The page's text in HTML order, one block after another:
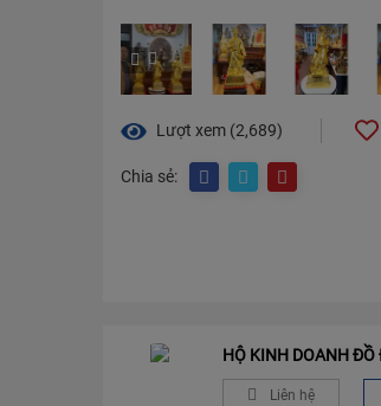
Lượt xem (2,689)
Chia sẻ:
HỘ KINH DOANH
Liên hệ